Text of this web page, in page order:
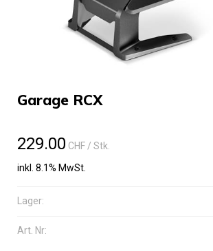
Garage RCX
229.00 CHF/ Stk.
inkl. 8.1% MwSt.
Lager:
Art. Nr: